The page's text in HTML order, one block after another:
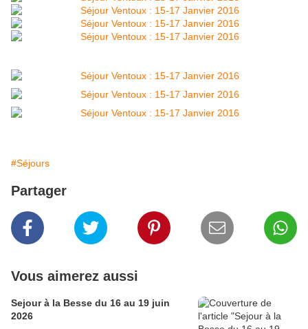
#Séjours
Partager
Vous aimerez aussi
Sejour à la Besse du 16 au 19 juin
2026